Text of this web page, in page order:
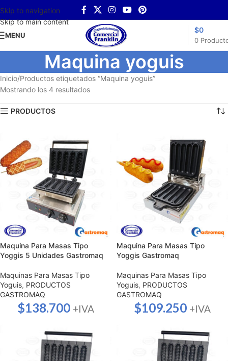
Skip to navigation
Skip to main content
MENU
0
$0
Maquina yoguis
Inicio Productos etiquetados “Maquina yoguis”
Mostrando los 4 resultados
PRODUCTOS
Maquina Para Masas Tipo
Yoggis 5 Unidades Gastromaq
Maquinas Para Masas Tipo
Yoguis, PRODUCTOS
GASTROMAQ
$138.700 +IVA
Maquina Para Masas Tipo
Yoggis Gastromaq
Maquinas Para Masas Tipo
Yoguis, PRODUCTOS
GASTROMAQ
$109.250 +IVA